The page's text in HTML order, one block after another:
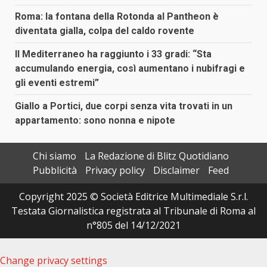
Roma: la fontana della Rotonda al Pantheon è
diventata gialla, colpa del caldo rovente
Il Mediterraneo ha raggiunto i 33 gradi: “Sta
accumulando energia, così aumentano i nubifragi e
gli eventi estremi”
Giallo a Portici, due corpi senza vita trovati in un
appartamento: sono nonna e nipote
Chi siamo
La Redazione di Blitz Quotidiano
Pubblicità
Privacy policy Disclaimer
Feed
Copyright 2025 © Società Editrice Multimediale S.r.l.
Testata Giornalistica registrata al Tribunale di Roma al
n°805 del 14/12/2021
Change privacy settings